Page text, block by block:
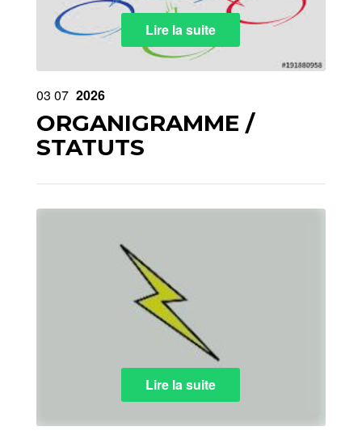
Lire la suite
03 07 2026
ORGANIGRAMME /
STATUTS
Lire la suite